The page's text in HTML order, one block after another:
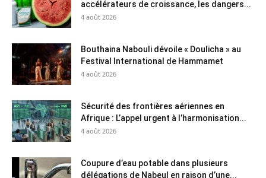
accélérateurs de croissance, les dangers...
4 août 2026
Bouthaina Nabouli dévoile « Doulicha » au
Festival International de Hammamet
4 août 2026
Sécurité des frontières aériennes en
Afrique : L’appel urgent à l’harmonisation...
4 août 2026
Coupure d’eau potable dans plusieurs
délégations de Nabeul en raison d’une...